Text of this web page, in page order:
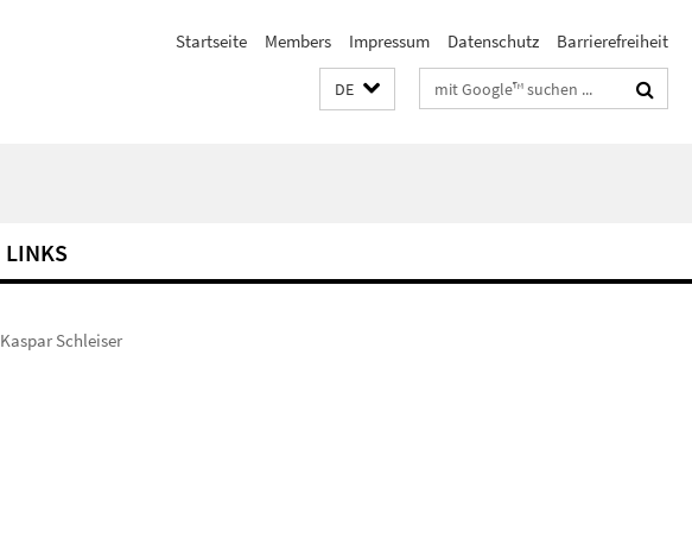
Startseite Members Impressum Datenschutz Barrierefreiheit
DE Suchbegriffe
LINKS
Kaspar Schleiser